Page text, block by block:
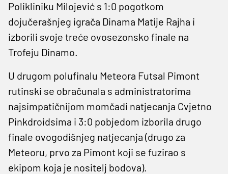
Polikliniku Milojević s 1:0 pogotkom
dojučerašnjeg igrača Dinama Matije Rajha i
izborili svoje treće ovosezonsko finale na
Trofeju Dinamo.
U drugom polufinalu Meteora Futsal Pimont
rutinski se obračunala s administratorima
najsimpatičnijom momčadi natjecanja Cvjetno
Pinkdroidsima i 3:0 pobjedom izborila drugo
finale ovogodišnjeg natjecanja (drugo za
Meteoru, prvo za Pimont koji se fuzirao s
ekipom koja je nositelj bodova).